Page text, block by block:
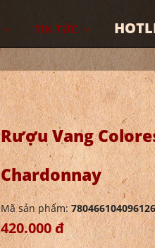
TIN TỨC
Rượu Vang
Chardonnay
Mã sản phẩm:
420.000 đ